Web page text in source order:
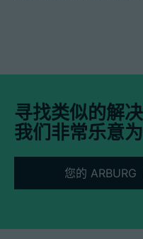
寻找类似的解决
我们非常乐意
您的 ARBURG